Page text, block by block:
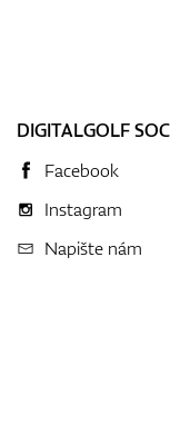
DIGITALGOLF
Facebook
Instagram
Napište nám